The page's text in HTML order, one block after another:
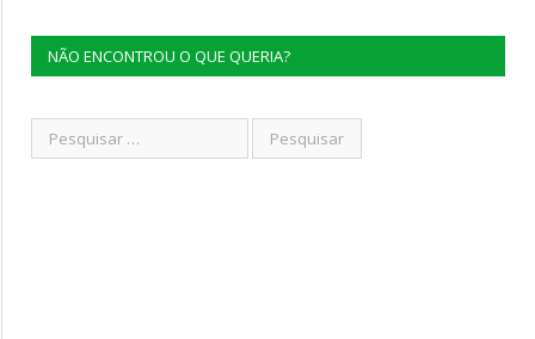
NÃO ENCONTROU O QUE QUERIA?